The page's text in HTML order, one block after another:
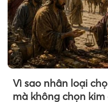
Vì sao nhân loại
mà không chọn kim